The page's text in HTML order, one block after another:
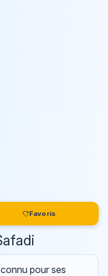
Favoris
pour ses